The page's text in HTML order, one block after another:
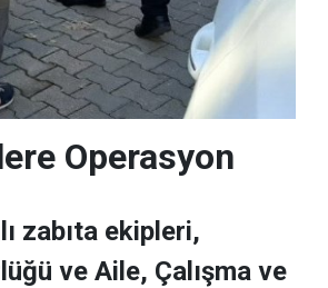
Operasyon
zabıta ekipleri,
ve Aile, Çalışma ve